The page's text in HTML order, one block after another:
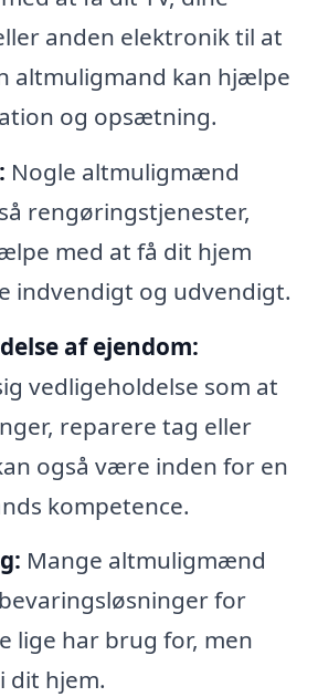
anden elektronik til at
altmuligmand kan hjælpe
og opsætning.
Nogle altmuligmænd
rengøringstjenester,
med at få dit hjem
indvendigt og udvendigt.
af ejendom:
vedligeholdelse som at
reparere tag eller
også være inden for en
kompetence.
Mange altmuligmænd
for
lige har brug for, men
dit hjem.